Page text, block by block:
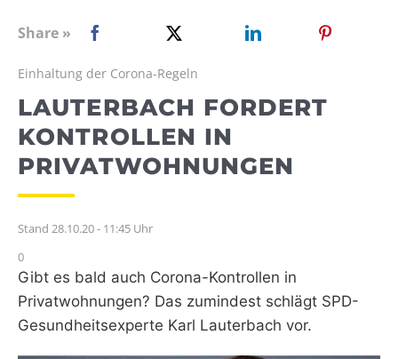
WEBRADIO
Share »
Einhaltung der Corona-Regeln
LAUTERBACH FORDERT
KONTROLLEN IN
PRIVATWOHNUNGEN
Stand 28.10.20 - 11:45 Uhr
0
Gibt es bald auch Corona-Kontrollen in
Privatwohnungen? Das zumindest schlägt SPD-
Gesundheitsexperte Karl Lauterbach vor.